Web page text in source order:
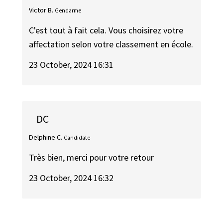
Victor B. Gendarme
C'est tout à fait cela. Vous choisirez votre
affectation selon votre classement en école.
23 October, 2024 16:31
DC
Delphine C. Candidate
Très bien, merci pour votre retour
23 October, 2024 16:32